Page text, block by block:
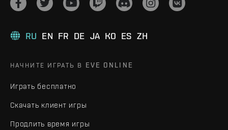
RU EN FR DE JA KO ES ZH
НАЧНИТЕ ИГРАТЬ В EVE ONLINE
Играть бесплатно
Скачать клиент игры
Продлить время игры